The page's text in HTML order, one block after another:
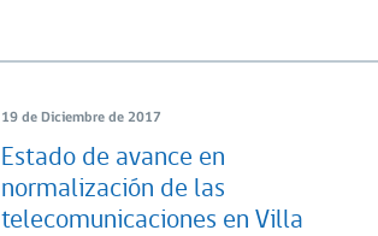
19 de Diciembre de 2017
Estado de avance en
normalización de las
telecomunicaciones en Villa